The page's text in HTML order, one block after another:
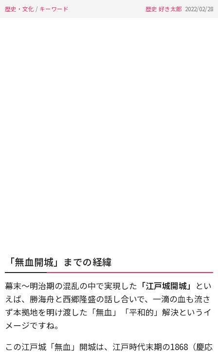
歴史・文化 / キーワード 歴史 好き太郎 2022/02/28
「無血開城」までの経緯
幕末～明治期の混乱の中で実現した 「江戸城開城」 とい
えば、勝海舟と西郷隆盛の話し合いで、一滴の血も流さ
ず本拠地を明け渡した「無血」「平和的」解決というイ
メージですね。
この江戸城「無血」開城は、江戸時代末期の1868（慶応